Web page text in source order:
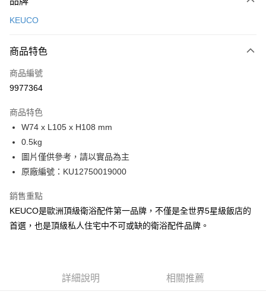
信用卡一次付款
運送方式
宅配
全館免運
免運費
KEUCO
商品特色
商品編號
9977364
商品特色
W74 x L105 x H108 mm
0.5kg
圖片僅供參考，請以實品為主
原廠編號：KU12750019000
銷售重點
KEUCO是歐洲頂級衛浴配件第一品牌，不僅是全世界5星級飯店的
首選，也是頂級私人住宅中不可或缺的衛浴配件品牌。
詳細說明 相關推薦